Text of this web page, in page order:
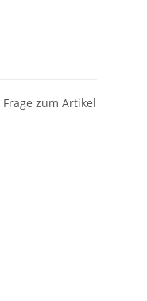
Frage zum Artikel